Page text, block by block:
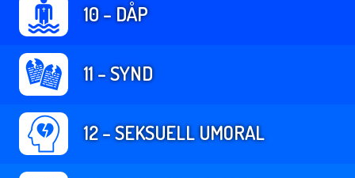
10 – DÅP
11 – SYND
12 – SEKSUELL UMORAL